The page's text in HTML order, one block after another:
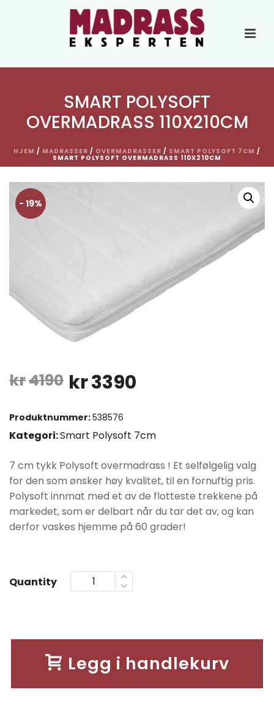
SMART POLYSOFT
OVERMADRASS 110X210CM
HJEM / MADRASSER / OVERMADRASSER / SMART POLYSOFT 7CM /
SMART POLYSOFT OVERMADRASS 110X210CM
- 19%
kr4190 Opprinnelig
pris
var:
kr4190.
kr3390
er:
kr3390.
Produktnummer:538576
Kategori:Smart Polysoft 7cm
7 cm tykk Polysoft overmadrass ! Et selfølgelig valg
for den som ønsker høy kvalitet, til en fornuftig pris.
Polysoft innmat med et av de flotteste trekkene på
markedet, som er delbart når du tar det av, og kan
derfor vaskes hjemme på 60 grader!
Quantity
Legg i handlekurv